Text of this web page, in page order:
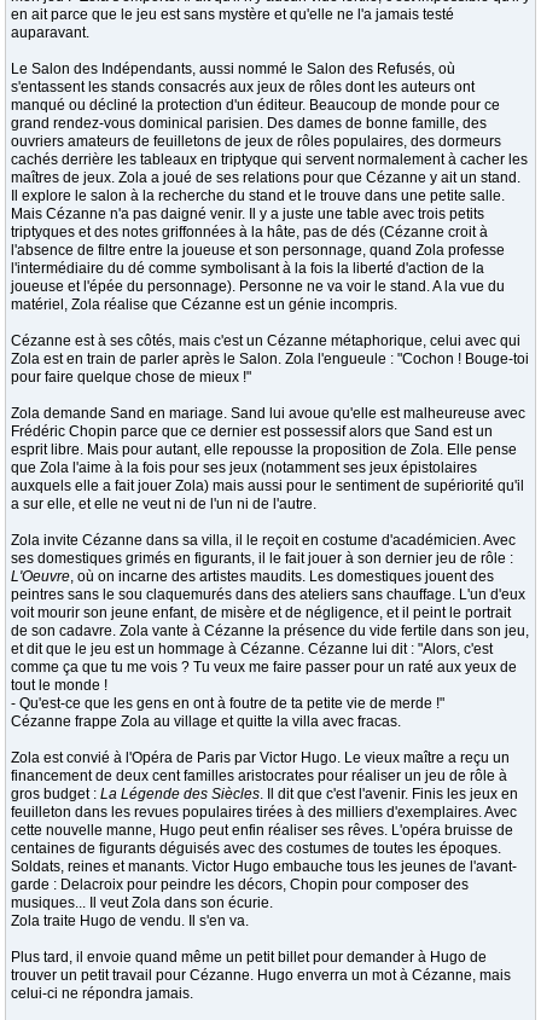
en ait parce que le jeu est sans mystère et qu'elle ne l'a jamais testé
auparavant.
Le Salon des Indépendants, aussi nommé le Salon des Refusés, où
s'entassent les stands consacrés aux jeux de rôles dont les auteurs ont
manqué ou décliné la protection d'un éditeur. Beaucoup de monde pour ce
grand rendez-vous dominical parisien. Des dames de bonne famille, des
ouvriers amateurs de feuilletons de jeux de rôles populaires, des dormeurs
cachés derrière les tableaux en triptyque qui servent normalement à cacher les
maîtres de jeux. Zola a joué de ses relations pour que Cézanne y ait un stand.
Il explore le salon à la recherche du stand et le trouve dans une petite salle.
Mais Cézanne n'a pas daigné venir. Il y a juste une table avec trois petits
triptyques et des notes griffonnées à la hâte, pas de dés (Cézanne croit à
l'absence de filtre entre la joueuse et son personnage, quand Zola professe
l'intermédiaire du dé comme symbolisant à la fois la liberté d'action de la
joueuse et l'épée du personnage). Personne ne va voir le stand. A la vue du
matériel, Zola réalise que Cézanne est un génie incompris.
Cézanne est à ses côtés, mais c'est un Cézanne métaphorique, celui avec qui
Zola est en train de parler après le Salon. Zola l'engueule : "Cochon ! Bouge-toi
pour faire quelque chose de mieux !"
Zola demande Sand en mariage. Sand lui avoue qu'elle est malheureuse avec
Frédéric Chopin parce que ce dernier est possessif alors que Sand est un
esprit libre. Mais pour autant, elle repousse la proposition de Zola. Elle pense
que Zola l'aime à la fois pour ses jeux (notamment ses jeux épistolaires
auxquels elle a fait jouer Zola) mais aussi pour le sentiment de supériorité qu'il
a sur elle, et elle ne veut ni de l'un ni de l'autre.
Zola invite Cézanne dans sa villa, il le reçoit en costume d'académicien. Avec
ses domestiques grimés en figurants, il le fait jouer à son dernier jeu de rôle :
L'Oeuvre, où on incarne des artistes maudits. Les domestiques jouent des
peintres sans le sou claquemurés dans des ateliers sans chauffage. L'un d'eux
voit mourir son jeune enfant, de misère et de négligence, et il peint le portrait
de son cadavre. Zola vante à Cézanne la présence du vide fertile dans son jeu,
et dit que le jeu est un hommage à Cézanne. Cézanne lui dit : "Alors, c'est
comme ça que tu me vois ? Tu veux me faire passer pour un raté aux yeux de
tout le monde !
- Qu'est-ce que les gens en ont à foutre de ta petite vie de merde !"
Cézanne frappe Zola au village et quitte la villa avec fracas.
Zola est convié à l'Opéra de Paris par Victor Hugo. Le vieux maître a reçu un
financement de deux cent familles aristocrates pour réaliser un jeu de rôle à
gros budget : La Légende des Siècles. Il dit que c'est l'avenir. Finis les jeux en
feuilleton dans les revues populaires tirées à des milliers d'exemplaires. Avec
cette nouvelle manne, Hugo peut enfin réaliser ses rêves. L'opéra bruisse de
centaines de figurants déguisés avec des costumes de toutes les époques.
Soldats, reines et manants. Victor Hugo embauche tous les jeunes de l'avant-
garde : Delacroix pour peindre les décors, Chopin pour composer des
musiques... Il veut Zola dans son écurie.
Zola traite Hugo de vendu. Il s'en va.
Plus tard, il envoie quand même un petit billet pour demander à Hugo de
trouver un petit travail pour Cézanne. Hugo enverra un mot à Cézanne, mais
celui-ci ne répondra jamais.